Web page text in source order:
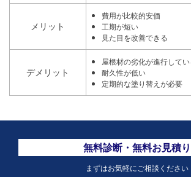
メリット
費用が比較的安価
工期が短い
見た目を改善できる
デメリット
屋根材の劣化が進行して
耐久性が低い
定期的な塗り替えが必要
無料診断・無料お見積り
まずはお気軽にご相談ください